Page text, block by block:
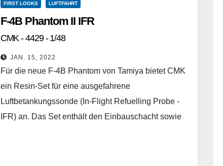
FIRST LOOKS
LUFTFAHRT
F-4B Phantom II IFR
CMK - 4429 - 1/48
JAN. 15, 2022
Für die neue F-4B Phantom von Tamiya bietet CMK
ein Resin-Set für eine ausgefahrene
Luftbetankungssonde (In-Flight Refuelling Probe -
IFR) an. Das Set enthält den Einbauschacht sowie